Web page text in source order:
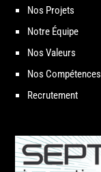
Nos Projets
Notre Équipe
Nos Valeurs
Nos Compétences
Recrutement